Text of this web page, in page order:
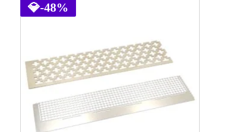
terméknek
több
termékoldalon
választhatók
💎-48%